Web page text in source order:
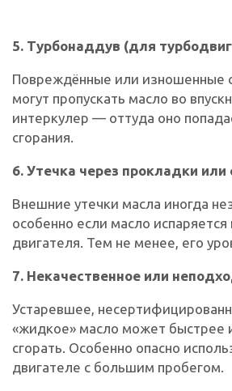
5. Турбонаддув (для
Повреждённые или изношенные
могут пропускать масло во
интеркулер — оттуда оно
сгорания.
6. Утечка через прокладки или
Внешние утечки масла иногда
особенно если масло испаряется
двигателя. Тем не менее, его
7. Некачественное или
Устаревшее,
«жидкое» масло может быстрее
сгорать. Особенно опасно
двигателе с большим пробегом.